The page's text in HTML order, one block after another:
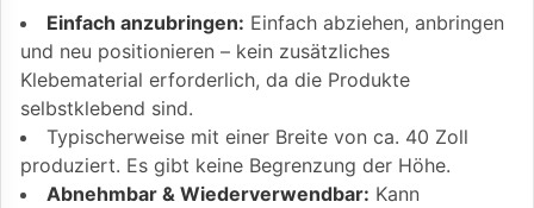
Einfach anzubringen: Einfach abziehen, anbringen
und neu positionieren – kein zusätzliches
Klebematerial erforderlich, da die Produkte
selbstklebend sind.
Typischerweise mit einer Breite von ca. 40 Zoll
produziert. Es gibt keine Begrenzung der Höhe.
Abnehmbar & Wiederverwendbar: Kann